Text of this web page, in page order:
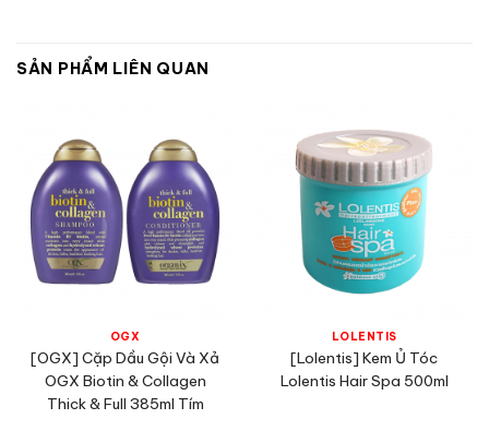
SẢN PHẨM LIÊN QUAN
OGX
[OGX] Cặp Dầu Gội Và Xả
OGX Biotin & Collagen
Thick & Full 385ml Tím
LOLENTIS
[Lolentis] Kem Ủ Tóc
Lolentis Hair Spa 500ml